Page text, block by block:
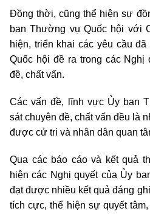
Đồng thời, cũng thể hiện sự
ban Thường vụ Quốc hội với
hiện, triển khai các yêu cầu
Quốc hội đề ra trong các Nghị
đề, chất vấn.
Các vấn đề, lĩnh vực Ủy ban
sát chuyên đề, chất vấn đều là
được cử tri và nhân dân quan
Qua các báo cáo và kết quả
hiện các Nghị quyết của Ủy
đạt được nhiều kết quả đáng
tích cực, thể hiện sự quyết